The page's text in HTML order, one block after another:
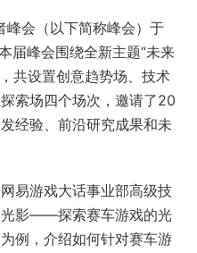
会（以下简称峰会）于
届峰会围绕全新主题“未来
共设置创意趋势场、技术
索场四个场次，邀请了20
经验、前沿研究成果和未
易游戏大话事业部高级技
光影——探索赛车游戏的光
例，介绍如何针对赛车游